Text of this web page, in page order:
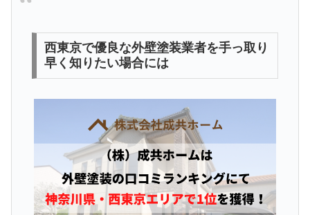
西東京で優良な外壁塗装業者を手っ取り
早く知りたい場合には